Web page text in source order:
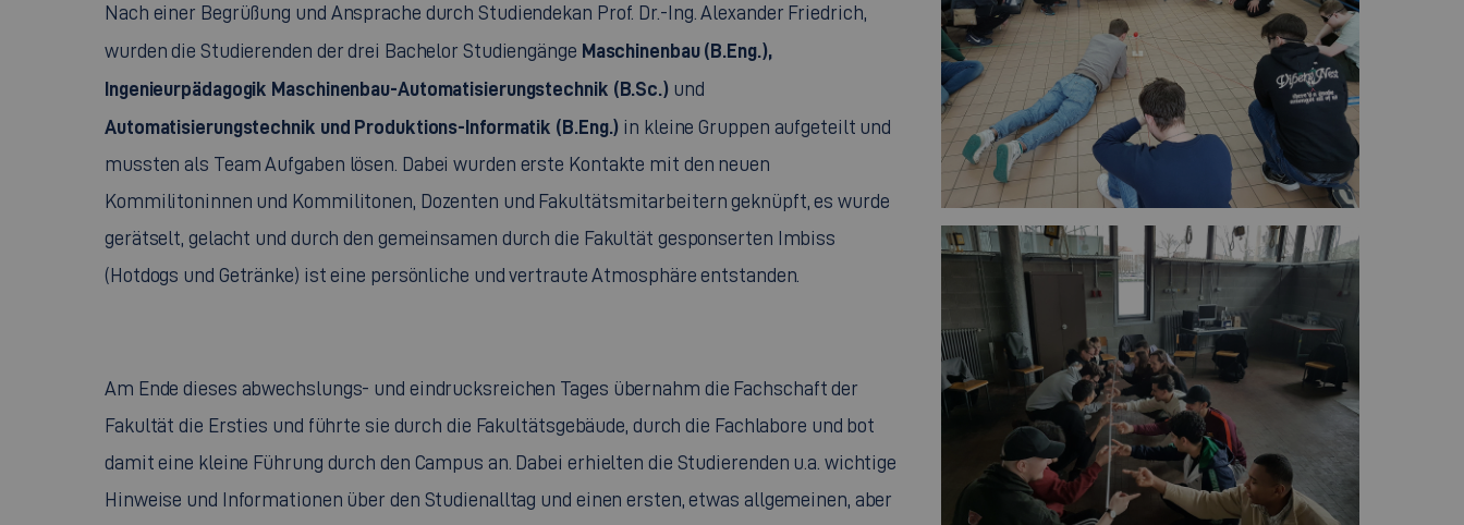
Nach einer Begrüßung und Ansprache durch Studiendekan Prof. Dr.-Ing. Alexander Friedrich,
wurden die Studierenden der drei Bachelor Studiengänge Maschinenbau (B.Eng.),
Ingenieurpädagogik Maschinenbau-Automatisierungstechnik (B.Sc.) und
Automatisierungstechnik und Produktions-Informatik (B.Eng.) in kleine Gruppen aufgeteilt und
mussten als Team Aufgaben lösen. Dabei wurden erste Kontakte mit den neuen
Kommilitoninnen und Kommilitonen, Dozenten und Fakultätsmitarbeitern geknüpft, es wurde
gerätselt, gelacht und durch den gemeinsamen durch die Fakultät gesponserten Imbiss
(Hotdogs und Getränke) ist eine persönliche und vertraute Atmosphäre entstanden.
Am Ende dieses abwechslungs- und eindrucksreichen Tages übernahm die Fachschaft der
Fakultät die Ersties und führte sie durch die Fakultätsgebäude, durch die Fachlabore und bot
damit eine kleine Führung durch den Campus an. Dabei erhielten die Studierenden u.a. wichtige
Hinweise und Informationen über den Studienalltag und einen ersten, etwas allgemeinen, aber